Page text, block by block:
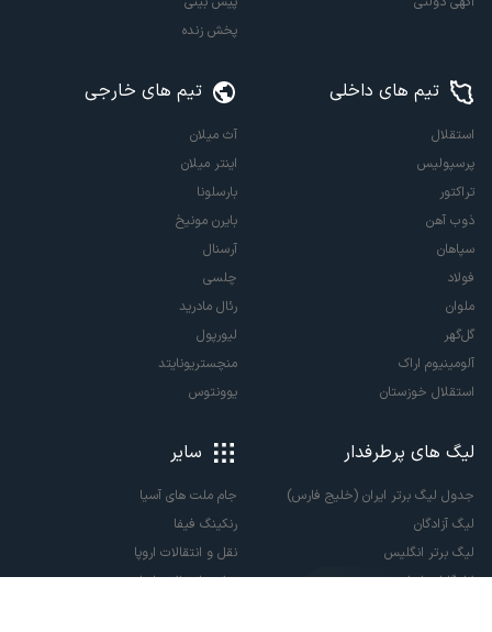
پخش زنده
تیم های داخلی
استقلال
پرسپولیس
تراکتور
ذوب آهن
سپاهان
فولاد
ملوان
گل‌گهر
آلومینیوم اراک
استقلال خوزستان
تیم های خارجی
آث میلان
اینتر میلان
بارسلونا
بایرن مونیخ
آرسنال
چلسی
رئال مادرید
لیورپول
منچستریونایتد
یوونتوس
لیگ های پرطرفدار
جدول لیگ برتر ایران (خلیج فارس)
لیگ آزادگان
لیگ برتر انگلیس
لالیگا اسپانیا
سایر
جام ملت های آسیا
رنکینگ فیفا
نقل و انتقالات اروپا
نقل و انتقالات ایران